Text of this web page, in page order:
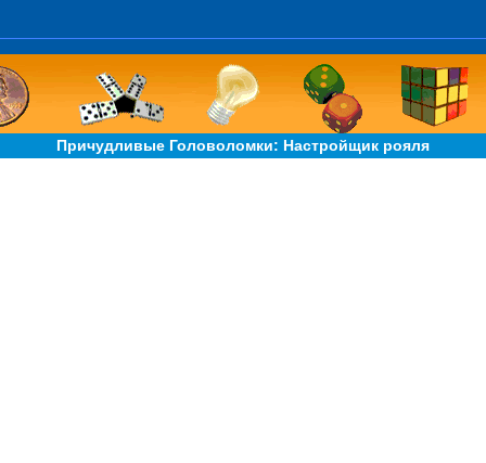
Причудливые Головоломки: Настройщик рояля